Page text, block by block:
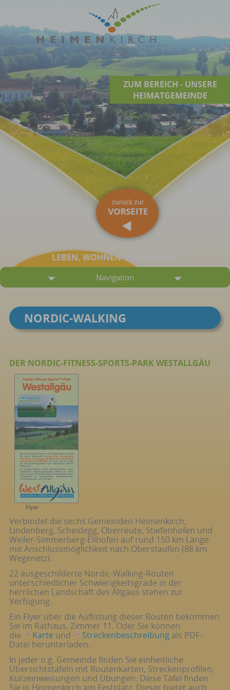
ZUM BEREICH - UNSERE
HEIMATGEMEINDE
LEBEN, WOHNEN UND FREIZEIT
Navigation
NORDIC-WALKING
DER NORDIC-FITNESS-SPORTS-PARK WESTALLGÄU
Flyer
Verbindet die sechs Gemeinden Heimenkirch,
Lindenberg, Scheidegg, Oberreute, Stiefenhofen und
Weiler-Simmerberg-Ellhofen auf rund 150 km Länge
mit Anschlussmöglichkeit nach Oberstaufen (88 km
Wegenetz).
22 ausgeschilderte Nordic-Walking-Routen
unterschiedlicher Schwierigkeitsgrade in der
herrlichen Landschaft des Allgäus stehen zur
Verfügung.
Ein Flyer über die Auflistung dieser Routen bekommen
Sie im Rathaus, Zimmer 11. Oder Sie können
die
Karte und Streckenbeschreibungals PDF-
Datei herunterladen.
In jeder o.g. Gemeinde finden Sie einheitliche
Übersichtstafeln mit Routenkarten, Streckenprofilen,
Kurzeinweisungen und Übungen. Diese Tafel finden
Sie in Heimenkirch am Festplatz. Dieser bietet auch